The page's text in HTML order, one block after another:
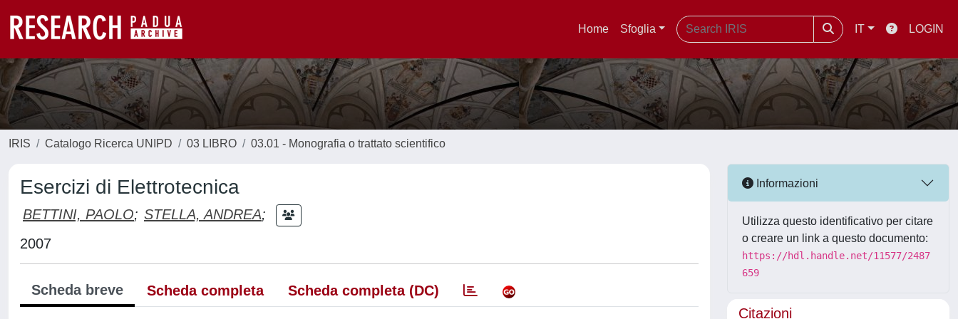
Home Sfoglia IT LOGIN
IRIS Catalogo Ricerca UNIPD 03 LIBRO 03.01 - Monografia o trattato scientifico
Esercizi di Elettrotecnica
BETTINI, PAOLO; STELLA, ANDREA;
2007
Scheda breve Scheda completa Scheda completa (DC)
Informazioni
Utilizza questo identificativo per citare
o creare un link a questo documento:
https://hdl.handle.net/11577/2487
659
Citazioni